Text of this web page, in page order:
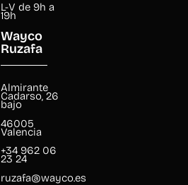
L-V de 9h a
19h
Wayco
Ruzafa
Almirante
Cadarso, 26
bajo
46005
Valencia
+34 962 06
23 24
ruzafa@wayco.es